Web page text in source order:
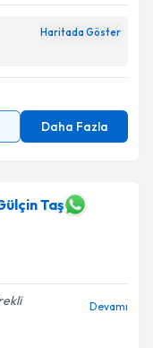
Haritada Göster
Daha Fazla
Taş
Devamı